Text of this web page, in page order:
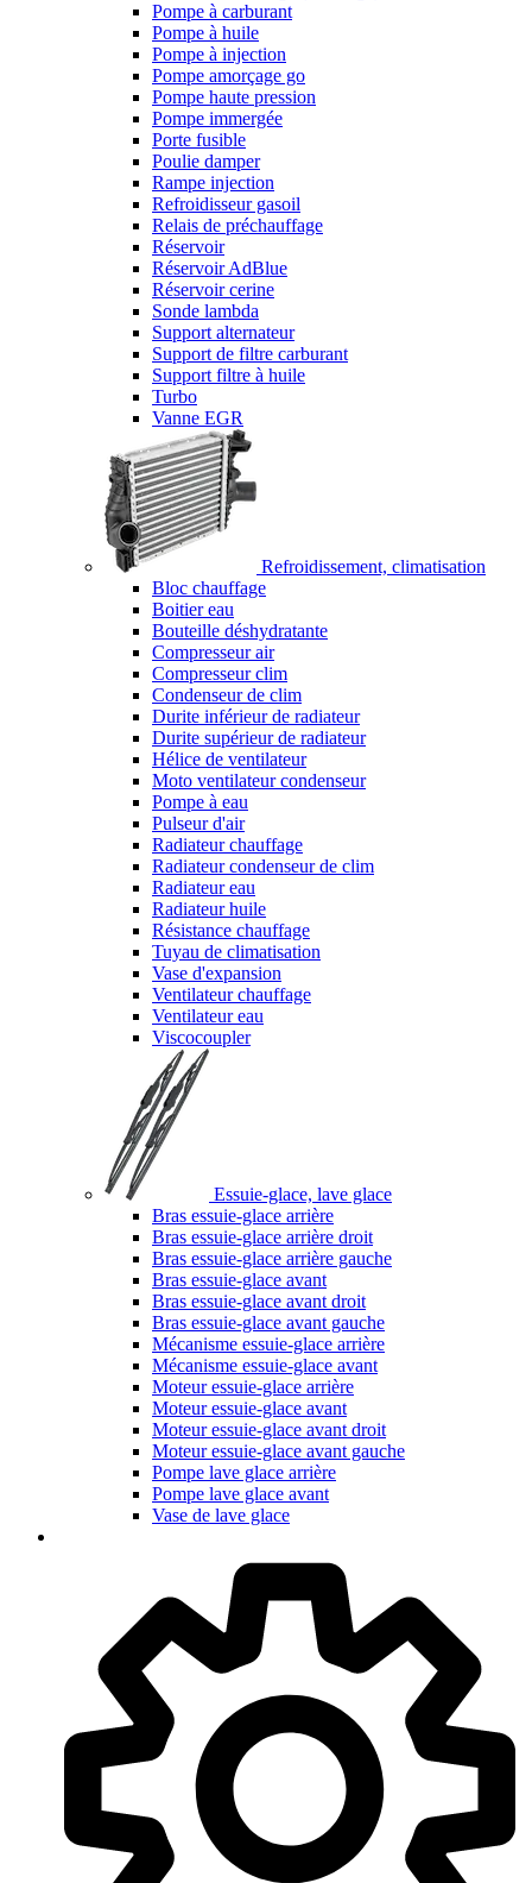
Pompe à carburant
Pompe à huile
Pompe à injection
Pompe amorçage go
Pompe haute pression
Pompe immergée
Porte fusible
Poulie damper
Rampe injection
Refroidisseur gasoil
Relais de préchauffage
Réservoir
Réservoir AdBlue
Réservoir cerine
Sonde lambda
Support alternateur
Support de filtre carburant
Support filtre à huile
Turbo
Vanne EGR
Refroidissement, climatisation
Bloc chauffage
Boitier eau
Bouteille déshydratante
Compresseur air
Compresseur clim
Condenseur de clim
Durite inférieur de radiateur
Durite supérieur de radiateur
Hélice de ventilateur
Moto ventilateur condenseur
Pompe à eau
Pulseur d'air
Radiateur chauffage
Radiateur condenseur de clim
Radiateur eau
Radiateur huile
Résistance chauffage
Tuyau de climatisation
Vase d'expansion
Ventilateur chauffage
Ventilateur eau
Viscocoupler
Essuie-glace, lave glace
Bras essuie-glace arrière
Bras essuie-glace arrière droit
Bras essuie-glace arrière gauche
Bras essuie-glace avant
Bras essuie-glace avant droit
Bras essuie-glace avant gauche
Mécanisme essuie-glace arrière
Mécanisme essuie-glace avant
Moteur essuie-glace arrière
Moteur essuie-glace avant
Moteur essuie-glace avant droit
Moteur essuie-glace avant gauche
Pompe lave glace arrière
Pompe lave glace avant
Vase de lave glace